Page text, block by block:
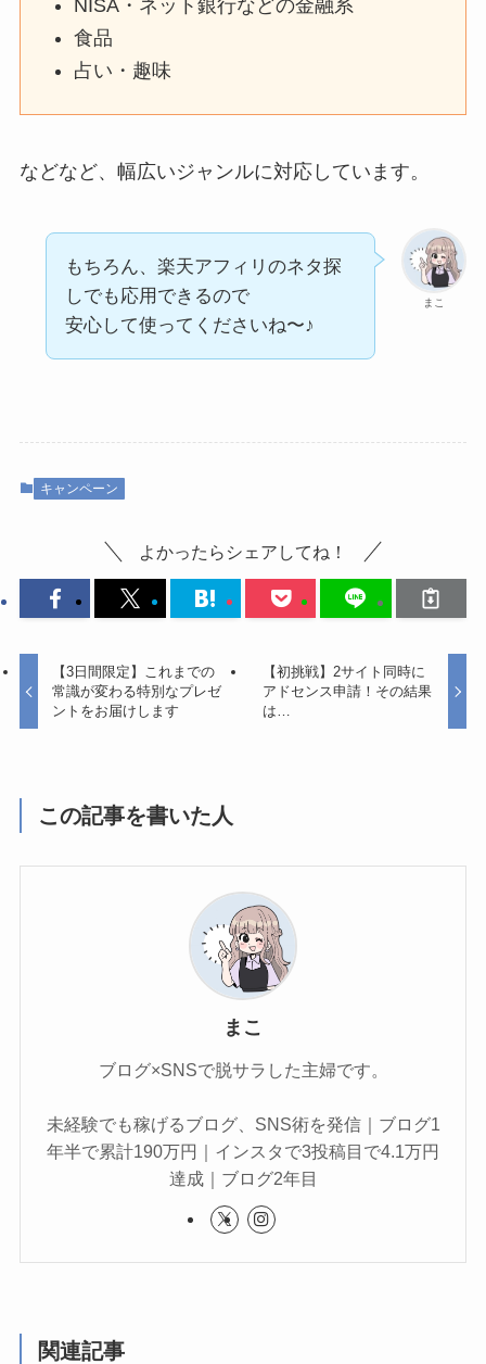
NISA・ネット銀行などの金融系
食品
占い・趣味
などなど、幅広いジャンルに対応しています。
まこ
もちろん、楽天アフィリのネタ探
しでも応用できるので
安心して使ってくださいね〜♪
キャンペーン
よかったらシェアしてね！
【3日間限定】これまでの
常識が変わる特別なプレゼ
ントをお届けします
【初挑戦】2サイト同時に
アドセンス申請！その結果
は…
この記事を書いた人
まこ
ブログ×SNSで脱サラした主婦です。
未経験でも稼げるブログ、SNS術を発信｜ブログ1
年半で累計190万円｜インスタで3投稿目で4.1万円
達成｜ブログ2年目
関連記事